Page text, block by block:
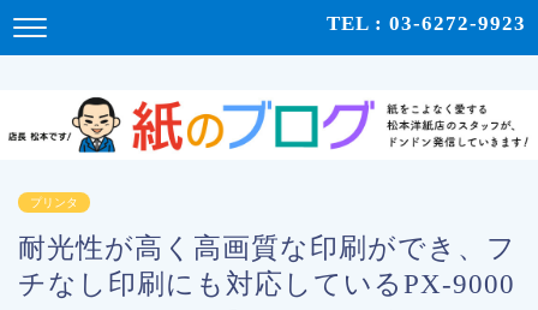
TEL : 03-6272-9923
プリンタ
耐光性が高く高画質な印刷ができ、フ
チなし印刷にも対応しているPX-9000